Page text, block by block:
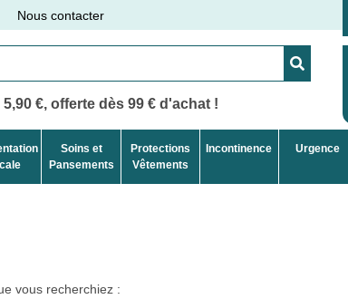
Nous contacter
€, offerte dès 99 € d'achat !
Soins et
Pansements
Protections
Vêtements
Incontinence Urgence
vous recherchiez :